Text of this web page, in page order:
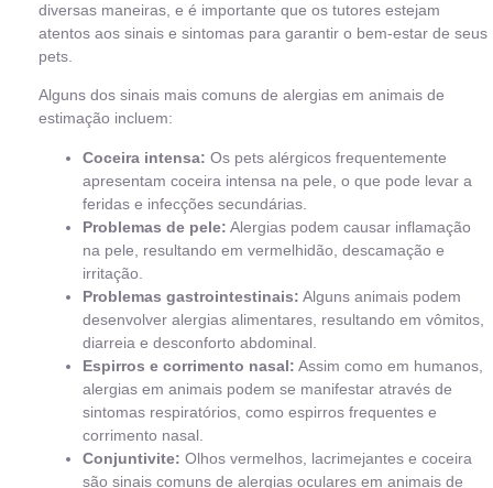
diversas maneiras, e é importante que os tutores estejam
atentos aos sinais e sintomas para garantir o bem-estar de seus
pets.
Alguns dos sinais mais comuns de alergias em animais de
estimação incluem:
Coceira intensa: Os pets alérgicos frequentemente
apresentam coceira intensa na pele, o que pode levar a
feridas e infecções secundárias.
Problemas de pele: Alergias podem causar inflamação
na pele, resultando em vermelhidão, descamação e
irritação.
Problemas gastrointestinais: Alguns animais podem
desenvolver alergias alimentares, resultando em vômitos,
diarreia e desconforto abdominal.
Espirros e corrimento nasal: Assim como em humanos,
alergias em animais podem se manifestar através de
sintomas respiratórios, como espirros frequentes e
corrimento nasal.
Conjuntivite: Olhos vermelhos, lacrimejantes e coceira
são sinais comuns de alergias oculares em animais de